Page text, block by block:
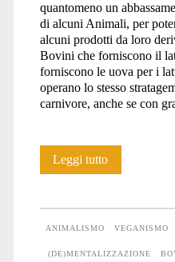
quantomeno un
di alcuni Animali, per
alcuni prodotti da loro
Bovini che forniscono il
forniscono le uova per i
operano lo stesso
carnivore, anche se con
Leggi tuttoIl
ANIMALISMO VEGANISMO
(DE)MENTALIZZAZIONE